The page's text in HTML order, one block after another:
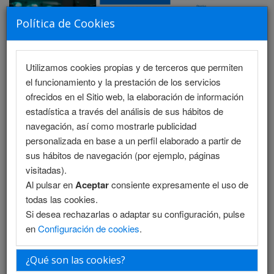
Política de Cookies
Utilizamos cookies propias y de terceros que permiten
el funcionamiento y la prestación de los servicios
ofrecidos en el Sitio web, la elaboración de información
estadística a través del análisis de sus hábitos de
navegación, así como mostrarle publicidad
personalizada en base a un perfil elaborado a partir de
sus hábitos de navegación (por ejemplo, páginas
visitadas).
Al pulsar enAceptarconsiente expresamente el uso de
todas las cookies.
Si desea rechazarlas o adaptar su configuración, pulse
enConfiguración de cookies.
¿Qué son las cookies?
MENU
Información de inscripción
Inscripción online
Información de inscripción
Las inscripciones se pueden realizar directamente desde
(online) o bien remitiendo la ficha de inscripción (PDF) a
la Secretaría Técnica